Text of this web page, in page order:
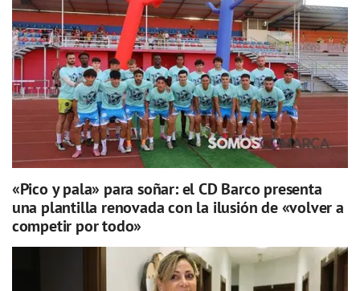
«Pico y pala» para soñar: el CD Barco presenta
una plantilla renovada con la ilusión de «volver a
competir por todo»